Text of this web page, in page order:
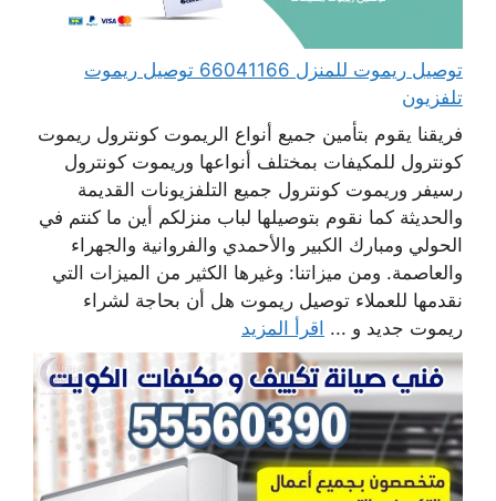
توصيل ريموت للمنزل 66041166 توصيل ريموت
تلفزيون
فريقنا يقوم بتأمين جميع أنواع الريموت كونترول ريموت
كونترول للمكيفات بمختلف أنواعها وريموت كونترول
رسيفر وريموت كونترول جميع التلفزيونات القديمة
والحديثة كما نقوم بتوصيلها لباب منزلكم أين ما كنتم في
الحولي ومبارك الكبير والأحمدي والفروانية والجهراء
والعاصمة. ومن ميزاتنا: وغيرها الكثير من الميزات التي
نقدمها للعملاء توصيل ريموت هل أن بحاجة لشراء
ريموت جديد و ... اقرأ المزيد